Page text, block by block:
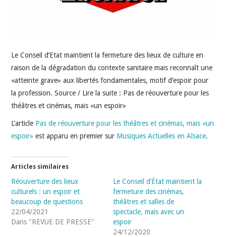
Le Conseil d’Etat maintient la fermeture des lieux de culture en
raison de la dégradation du contexte sanitaire mais reconnaît une
«atteinte grave» aux libertés fondamentales, motif d’espoir pour
la profession. Source / Lire la suite : Pas de réouverture pour les
théâtres et cinémas, mais «un espoir»
L’article Pas de réouverture pour les théâtres et cinémas, mais «un
espoir» est apparu en premier sur Musiques Actuelles en Alsace.
Articles similaires
Réouverture des lieux
culturels : un espoir et
beaucoup de questions
22/04/2021
Dans "REVUE DE PRESSE"
Le Conseil d’État maintient la
fermeture des cinémas,
théâtres et salles de
spectacle, mais avec un
espoir
24/12/2020